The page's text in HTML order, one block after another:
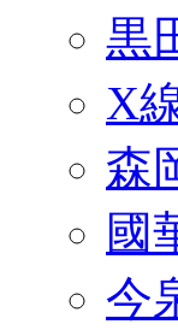
黒
X
森
國
今